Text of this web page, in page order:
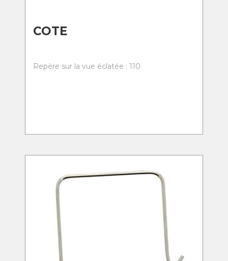
COTE
Repère sur la vue éclatée : 110